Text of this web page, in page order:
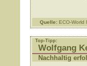
Quelle: ECO-
Top-Tipp:
Wolfgang
Nachhaltig